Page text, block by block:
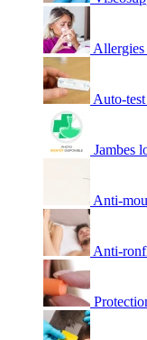
Auto-
Jambes
Anti-
Anti-